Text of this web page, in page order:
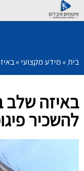
בית»מידע מקצועי »
באיזה שלב
להשכיר